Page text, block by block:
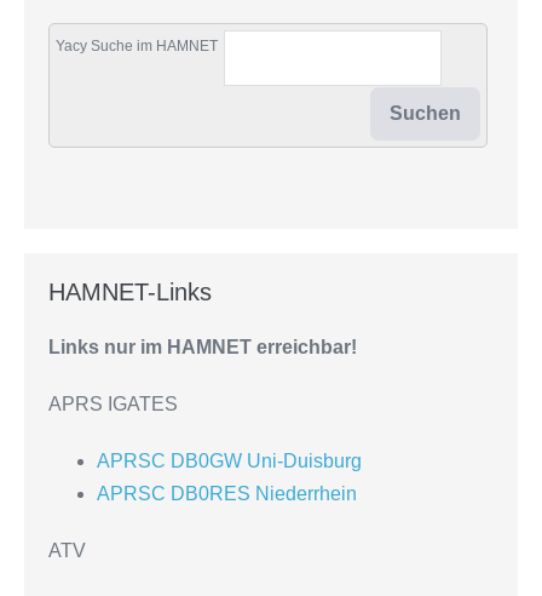
Yacy Suche im HAMNET
HAMNET-Links
Links nur im HAMNET erreichbar!
APRS IGATES
APRSC DB0GW Uni-Duisburg
APRSC DB0RES Niederrhein
ATV